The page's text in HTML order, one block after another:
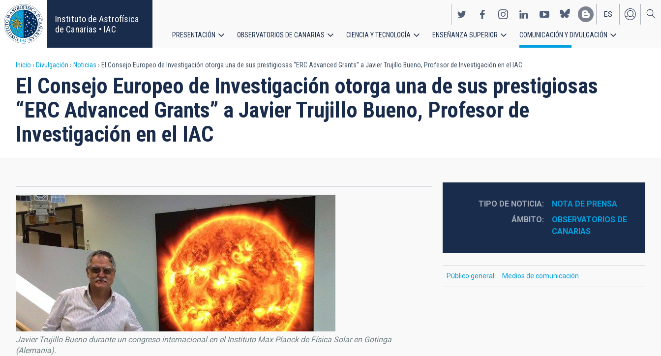
Pasar
al
contenido
principal
Instituto de Astrofísica
de Canarias • IAC
EN
ES
principal
PRESENTACIÓN OBSERVATORIOS DE CANARIAS CIENCIA Y TECNOLOGÍA ENSEÑANZA SUPERIOR COMUNICACIÓN Y DIVULGACIÓN
Sobrescribir
enlaces
de
ayuda
la
navegación
Inicio Divulgación Noticias El Consejo Europeo de Investigación otorga una de sus prestigiosas “ERC Advanced Grants” a Javier Trujillo Bueno, Profesor de Investigación en el IAC
El Consejo Europeo de Investigación otorga una de sus prestigiosas
“ERC Advanced Grants” a Javier Trujillo Bueno, Profesor de
Investigación en el IAC
Javier Trujillo Bueno durante un congreso internacional en el Instituto Max Planck de Física Solar en Gotinga
(Alemania).
TIPO DE NOTICIA
NOTA DE PRENSA
ÁMBITO
OBSERVATORIOS DE
CANARIAS
Público general Medios de comunicación